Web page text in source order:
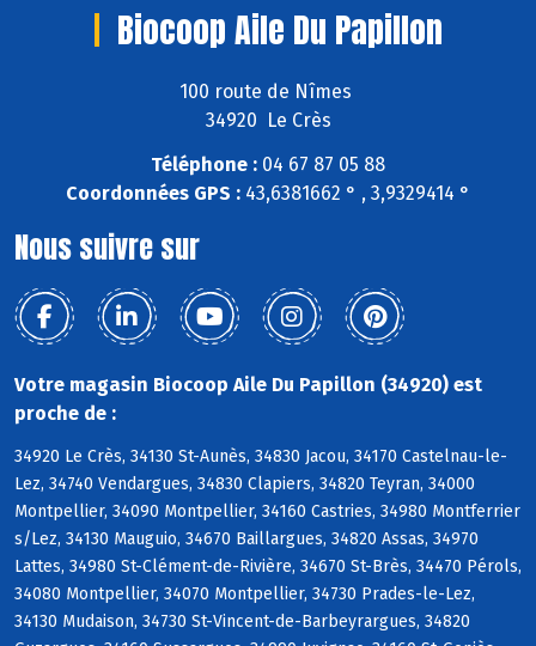
Biocoop Aile Du Papillon
100 route de Nîmes
34920 Le Crès
Téléphone : 04 67 87 05 88
Coordonnées GPS : 43,6381662 ° , 3,9329414 °
Nous suivre sur
Votre magasin Biocoop Aile Du Papillon (34920) est
proche de :
34920 Le Crès, 34130 St-Aunès, 34830 Jacou, 34170 Castelnau-le-
Lez, 34740 Vendargues, 34830 Clapiers, 34820 Teyran, 34000
Montpellier, 34090 Montpellier, 34160 Castries, 34980 Montferrier
s/Lez, 34130 Mauguio, 34670 Baillargues, 34820 Assas, 34970
Lattes, 34980 St-Clément-de-Rivière, 34670 St-Brès, 34470 Pérols,
34080 Montpellier, 34070 Montpellier, 34730 Prades-le-Lez,
34130 Mudaison, 34730 St-Vincent-de-Barbeyrargues, 34820